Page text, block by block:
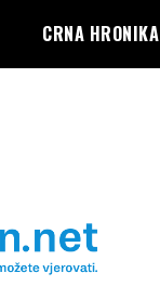
CRNA HRONIKA